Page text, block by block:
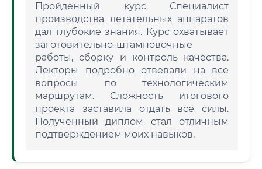
Пройденный курс Специалист
производства летательных аппаратов
дал глубокие знания. Курс охватывает
заготовительно-штамповочные
работы, сборку и контроль качества.
Лекторы подробно отвевали на все
вопросы по технологическим
маршрутам. Сложность итогового
проекта заставила отдать все силы.
Полученный диплом стал отличным
подтверждением моих навыков.